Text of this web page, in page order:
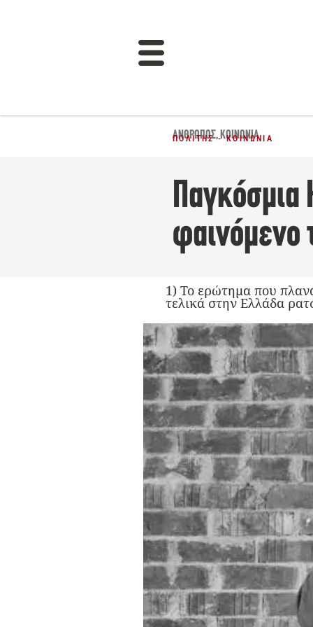
ΆΝΘΡΩΠΟΣ,ΚΟΙΝΩΝΊΑ
ΠΟΛΊΤΗΣ - ΚΟΙΝΩΝΊΑ
Παγκόσμια
φαινόμενο
1) Το ερώτημα που
τελικά στην Ελλάδα